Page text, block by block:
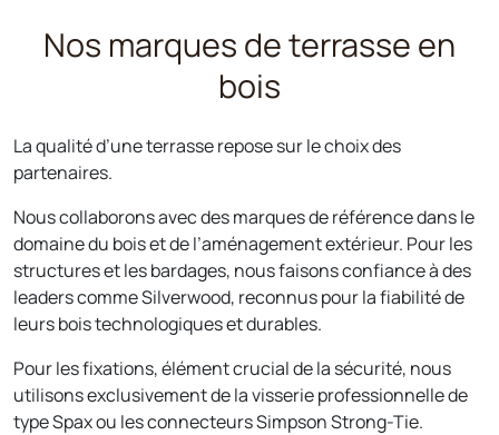
Nos marques de terrasse en
bois
La qualité d’une terrasse repose sur le choix des
partenaires.
Nous collaborons avec des marques de référence dans le
domaine du bois et de l’aménagement extérieur. Pour les
structures et les bardages, nous faisons confiance à des
leaders comme Silverwood, reconnus pour la fiabilité de
leurs bois technologiques et durables.
Pour les fixations, élément crucial de la sécurité, nous
utilisons exclusivement de la visserie professionnelle de
type Spax ou les connecteurs Simpson Strong-Tie.